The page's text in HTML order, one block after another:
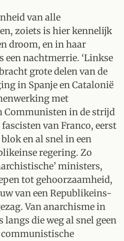
van alle
zoiets is hier kennelijk
droom, en in haar
nachtmerrie. ‘Linkse
grote delen van de
in Spanje en Catalonië
met
Communisten in de strijd
van Franco, eerst
en al snel in een
regering. Zo
ministers,
tot gehoorzaamheid,
van een Republikeins-
Van anarchisme in
langs die weg al snel geen
communistische